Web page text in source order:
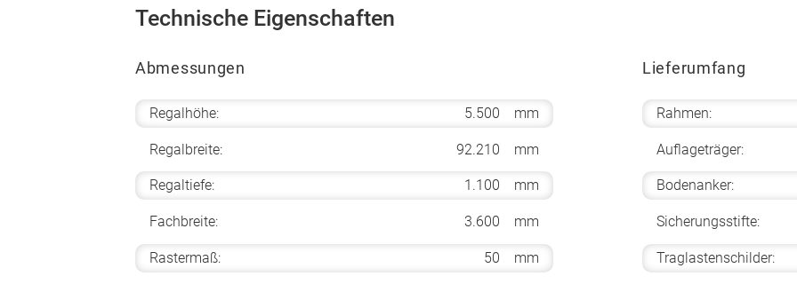
Technische Eigenschaften
Abmessungen
Regalhöhe: 5.500 mm
Regalbreite: 92.210 mm
Regaltiefe: 1.100 mm
Fachbreite: 3.600 mm
Rastermaß: 50 mm
Lieferumfang
Rahmen:
Auflageträger:
Bodenanker:
Sicherungsstifte:
Traglastenschilder: